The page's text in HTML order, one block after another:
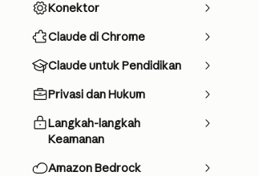
Konektor
Claude di Chrome
Claude untuk Pendidikan
Privasi dan Hukum
Langkah-langkah
Keamanan
Amazon Bedrock